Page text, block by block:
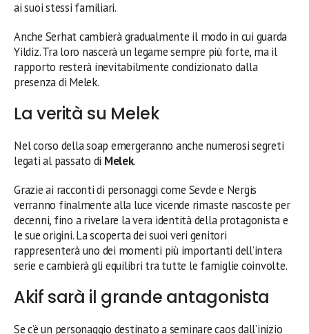
ai suoi stessi familiari.
Anche Serhat cambierà gradualmente il modo in cui guarda
Yildiz. Tra loro nascerà un legame sempre più forte, ma il
rapporto resterà inevitabilmente condizionato dalla
presenza di Melek.
La verità su Melek
Nel corso della soap emergeranno anche numerosi segreti
legati al passato di Melek.
Grazie ai racconti di personaggi come Sevde e Nergis
verranno finalmente alla luce vicende rimaste nascoste per
decenni, fino a rivelare la vera identità della protagonista e
le sue origini. La scoperta dei suoi veri genitori
rappresenterà uno dei momenti più importanti dell’intera
serie e cambierà gli equilibri tra tutte le famiglie coinvolte.
Akif sarà il grande antagonista
Se c’è un personaggio destinato a seminare caos dall’inizio